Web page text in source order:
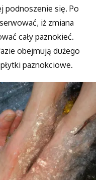
podnoszenie się. Po
iż zmiana
cały paznokieć.
obejmują dużego
paznokciowe.